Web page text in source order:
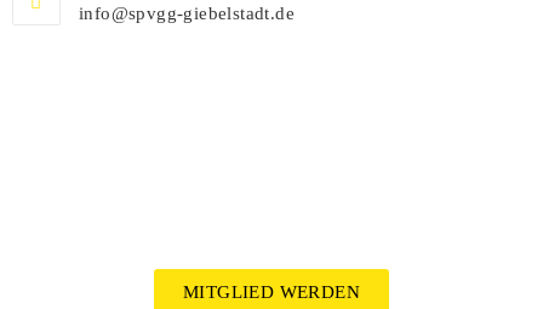
info@spvgg-giebelstadt.de
MITGLIED WERDEN